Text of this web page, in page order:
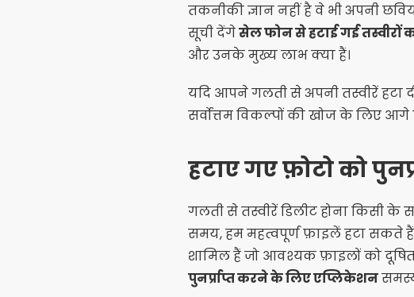
तकनीकी ज्ञान नहीं है वे भी अपनी
सूची देंगेसेल फोन से हटाई गई तस्वीरों
और उनके मुख्य लाभ क्या हैं।
यदि आपने गलती से अपनी तस्वीरें हटा
सर्वोत्तम विकल्पों की खोज के लिए आगे
हटाए गए फ़ोटो को
गलती से तस्वीरें डिलीट होना किसी के
समय, हम महत्वपूर्ण फ़ाइलें हटा सकते
शामिल हैं जो आवश्यक फ़ाइलों को
पुनर्प्राप्त करने के लिए एप्लिकेशन